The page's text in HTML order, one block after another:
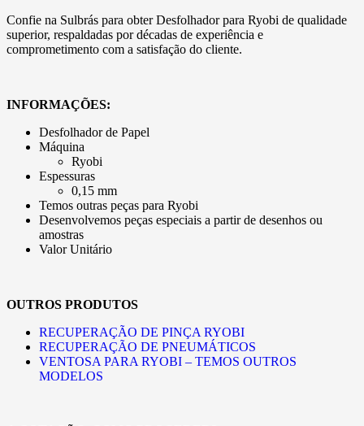
Confie na Sulbrás para obter Desfolhador para Ryobi de qualidade
superior, respaldadas por décadas de experiência e
comprometimento com a satisfação do cliente.
INFORMAÇÕES:
Desfolhador de Papel
Máquina
Ryobi
Espessuras
0,15 mm
Temos outras peças para Ryobi
Desenvolvemos peças especiais a partir de desenhos ou
amostras
Valor Unitário
OUTROS PRODUTOS
RECUPERAÇÃO DE PINÇA RYOBI
RECUPERAÇÃO DE PNEUMÁTICOS
VENTOSA PARA RYOBI – TEMOS OUTROS
MODELOS